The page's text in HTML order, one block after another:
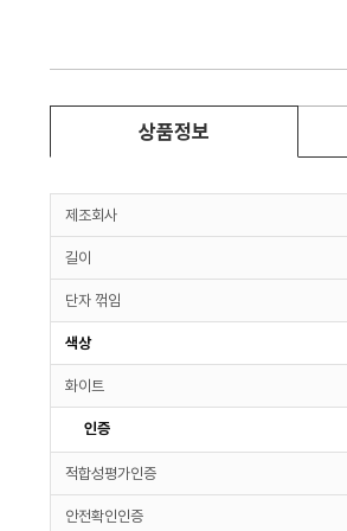
상품정보
제조회사
길이
단자 꺾임
색상
화이트
인증
적합성평가인증
안전확인인증